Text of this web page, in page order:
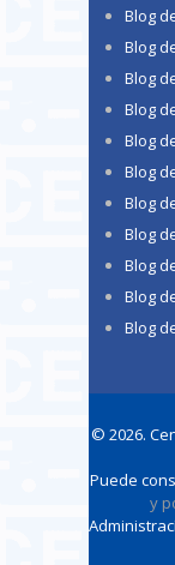
Blog
Blog
Blog
Blog
Blog
Blog
Blog
Blog
Blog
Blog
Blog
© 2026.
Puede
y